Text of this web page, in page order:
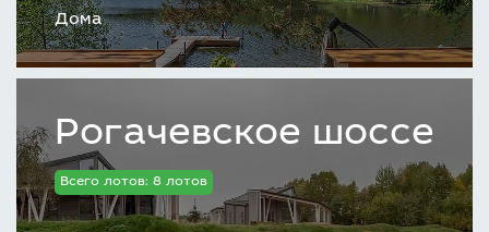
Дома
Рогачевское шоссе
Всего лотов: 8 лотов